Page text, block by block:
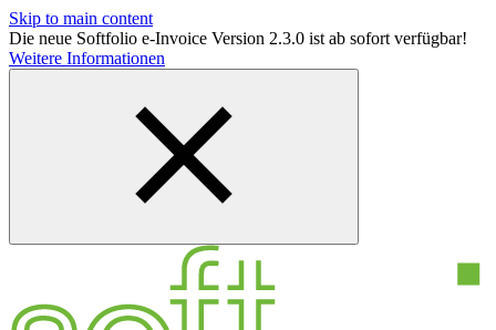
Skip to main content
Die neue Softfolio e-Invoice Version 2.3.0 ist ab sofort verfügbar!
Weitere Informationen